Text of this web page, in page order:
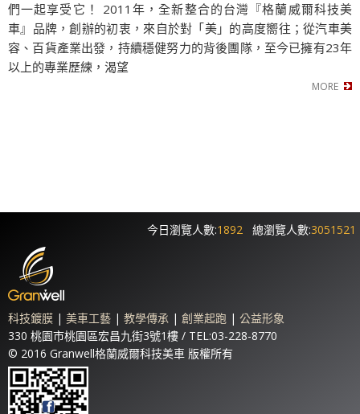
們一起享受它！ 2011年，全新整合的台灣『格蘭威爾科技美
車』品牌，創辦的初衷，來自於對「美」的高度嚮往；從汽車美
容、百貨產業出發，持續穩健努力的背後團隊，至今已擁有23年
以上的專業歷練，渴望
今日瀏覽人數:1892 總瀏覽人數:3051521
科技鍍膜 | 美車工藝 | 教學傳承 | 創業起跑 | 公益形象
330 桃園市桃園區宏昌九街3號1樓 / TEL:03-228-8770
© 2016 Granwell格蘭威爾科技美車 版權所有